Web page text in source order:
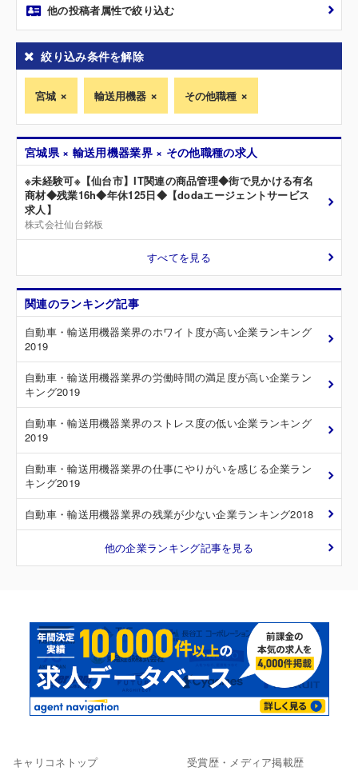
他の投稿者属性で絞り込む
絞り込み条件を解除
宮城 輸送用機器 その他職種
宮城県 × 輸送用機器業界 × その他職種の求人
※未経験可※【仙台市】IT関連の商品管理◆街で見かける有名
商材◆残業16h◆年休125日◆【dodaエージェントサービス
求人】
株式会社仙台銘板
すべてを見る
関連のランキング記事
自動車・輸送用機器業界のホワイト度が高い企業ランキング
2019
自動車・輸送用機器業界の労働時間の満足度が高い企業ラン
キング2019
自動車・輸送用機器業界のストレス度の低い企業ランキング
2019
自動車・輸送用機器業界の仕事にやりがいを感じる企業ラン
キング2019
自動車・輸送用機器業界の残業が少ない企業ランキング2018
他の企業ランキング記事を見る
キャリコネトップ 受賞歴・メディア掲載歴